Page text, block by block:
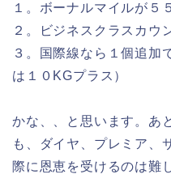
１。ボーナルマイルが５
２。ビジネスクラスカウ
３。国際線なら１個追加
は１０KGプラス）
かな、、と思います。あ
も、ダイヤ、プレミア、
際に恩恵を受けるのは難